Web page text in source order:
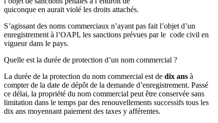
quiconque en aurait violé les droits attachés.
S’agissant des noms commerciaux n’ayant pas fait l’objet d’un
enregistrement à l’OAPI, les sanctions prévues par le code civil en
vigueur dans le pays.
Quelle est la durée de protection d’un nom commercial ?
La durée de la protection du nom commercial est de dix ans à
compter de la date de dépôt de la demande d’enregistrement. Passé
ce délai, la propriété du nom commercial peut être conservée sans
limitation dans le temps par des renouvellements successifs tous les
dix ans moyennant paiement des taxes y afférentes.